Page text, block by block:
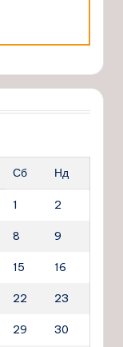
Сб Нд
1 2
8 9
15 16
22 23
29 30